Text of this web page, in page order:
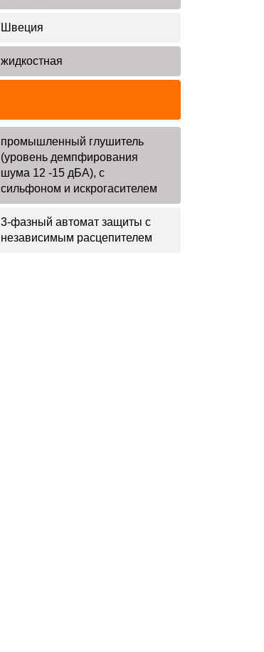
Швеция
жидкостная
промышленный глушитель
(уровень демпфирования
шума 12 -15 дБА), с
сильфоном и искрогасителем
3-фазный автомат защиты с
независимым расцепителем